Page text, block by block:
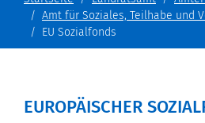
Amt für Soziales, Teilhabe und
EU Sozialfonds
EUROPÄISCHER